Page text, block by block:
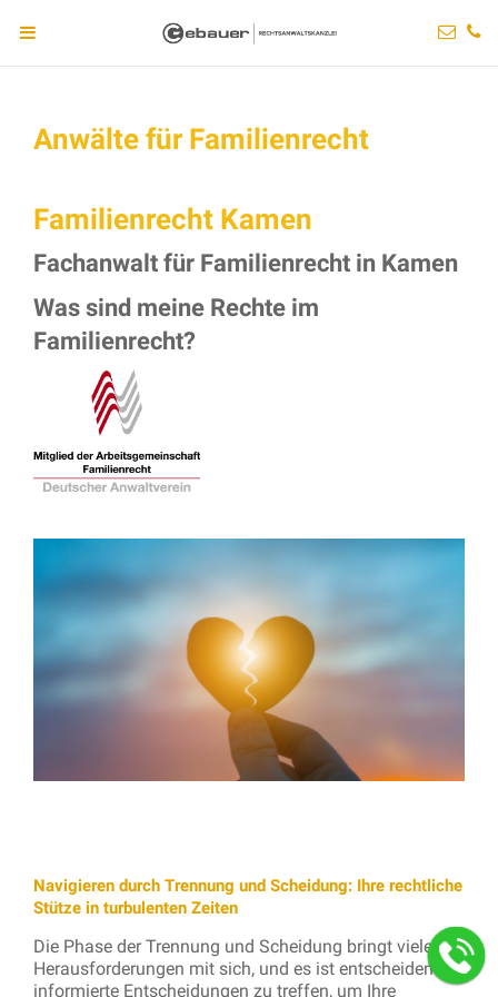
Anwälte für Familienrecht
Familienrecht Kamen
Fachanwalt für Familienrecht in Kamen
Was sind meine Rechte im
Familienrecht?
Navigieren durch Trennung und Scheidung: Ihre rechtliche
Stütze in turbulenten Zeiten
Die Phase der Trennung und Scheidung bringt viele
Herausforderungen mit sich, und es ist entscheidend,
informierte Entscheidungen zu treffen, um Ihre